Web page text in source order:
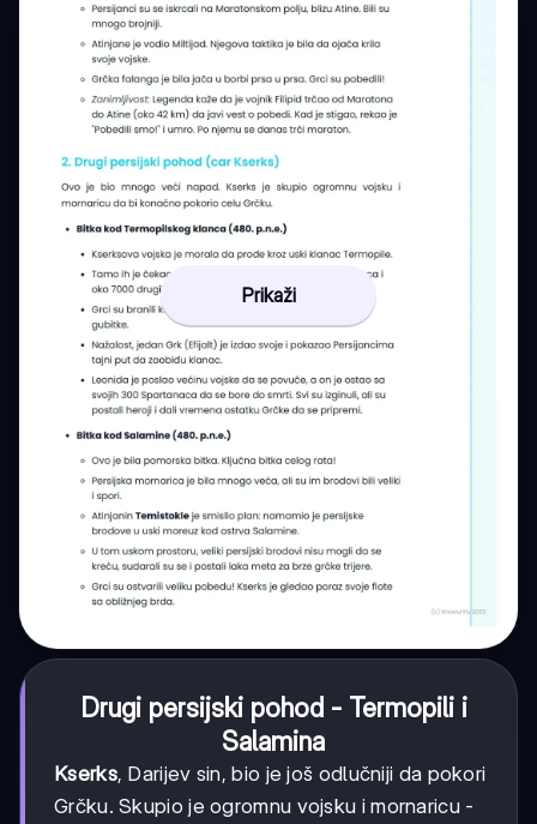
Prikaži
Drugi persijski pohod - Termopili i
Salamina
Kserks, Darijev sin, bio je još odlučniji da pokori
Grčku. Skupio je ogromnu vojsku i mornaricu -